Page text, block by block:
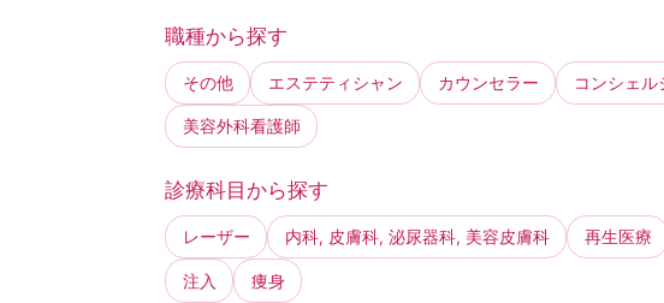
職種から探す
その他 エステティシャン カウンセラー コンシェル
美容外科看護師
診療科目から探す
レーザー 内科, 皮膚科, 泌尿器科, 美容皮膚科 再生医療
注入 痩身